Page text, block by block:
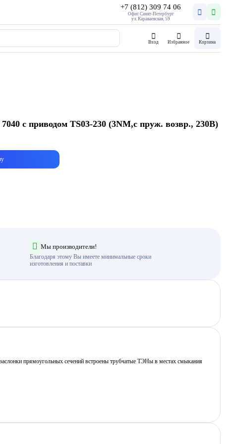
+7 (812) 309 74 06
Офис Санкт-Петербург
ул. Караваевская, 59
Вход Избранное Корзина
с приводом TS03-230 (3NM,с пруж. возвр., 230В)
Мы производители!
Благодаря этому Вы имеете минимальные сроки
изготовления и поставки
прямоугольных сечений встроены трубчатые ТЭНы в местах смыкания